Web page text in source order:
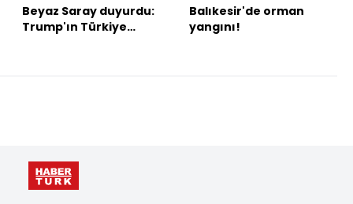
Beyaz Saray duyurdu:
Trump'ın Türkiye
Balıkesir'de orman
yangını!